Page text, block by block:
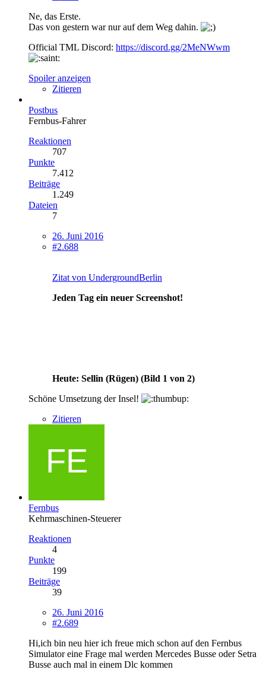
Ne, das Erste.
Das von gestern war nur auf dem Weg dahin.
Official TML Discord: https://discord.gg/2MeNWwm
Spoiler anzeigen
Zitieren
Postbus
Fernbus-Fahrer
Reaktionen
707
Punkte
7.412
Beiträge
1.249
Dateien
7
26. Juni 2016
#2.688
Zitat von UndergroundBerlin
Jeden Tag ein neuer Screenshot!
Heute: Sellin (Rügen) (Bild 1 von 2)
Schöne Umsetzung der Insel!
Zitieren
Fernbus
Kehrmaschinen-Steuerer
Reaktionen
4
Punkte
199
Beiträge
39
26. Juni 2016
#2.689
Hi,ich bin neu hier ich freue mich schon auf den Fernbus
Simulator eine Frage mal werden Mercedes Busse oder Setra
Busse auch mal in einem Dlc kommen